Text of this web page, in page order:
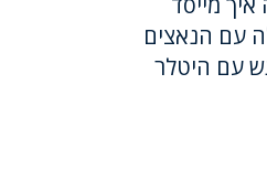
עם הנאצים
עם היטלר